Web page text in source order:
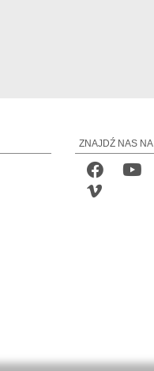
ZNAJDŹ NAS NA